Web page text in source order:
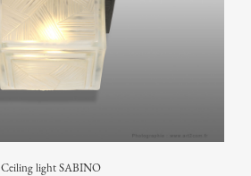
Ceiling light SABINO